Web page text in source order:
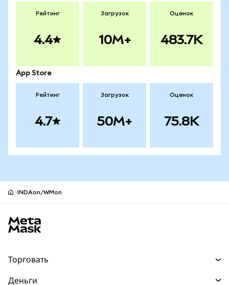
Рейтинг
4.4
Загрузок
10M+
Оценок
483.7K
App Store
Рейтинг
4.7
Загрузок
50M+
Оценок
75.8K
INDAon/WMon
Торговать
Деньги